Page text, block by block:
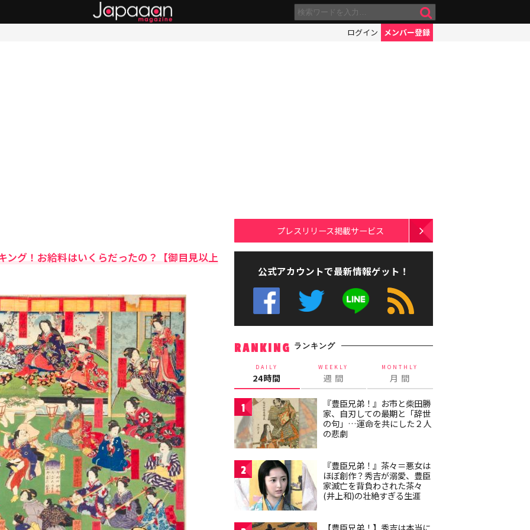
ログイン メンバー登録
ング！お給料はいくらだったの？【御目見以上
プレスリリース掲載サービス
公式アカウントで最新情報ゲット！
RANKING ランキング
DAILY
24時間
WEEKLY
週 間
MONTHLY
月 間
1
『豊臣兄弟！』お市と柴田勝
家、自刃しての最期と「辞世
の句」…運命を共にした２人
の悲劇
2
『豊臣兄弟！』茶々＝悪女は
ほぼ創作？秀吉が溺愛、豊臣
家滅亡を背負わされた茶々
(井上和)の壮絶すぎる生涯
【豊臣兄弟！】秀吉は本当に